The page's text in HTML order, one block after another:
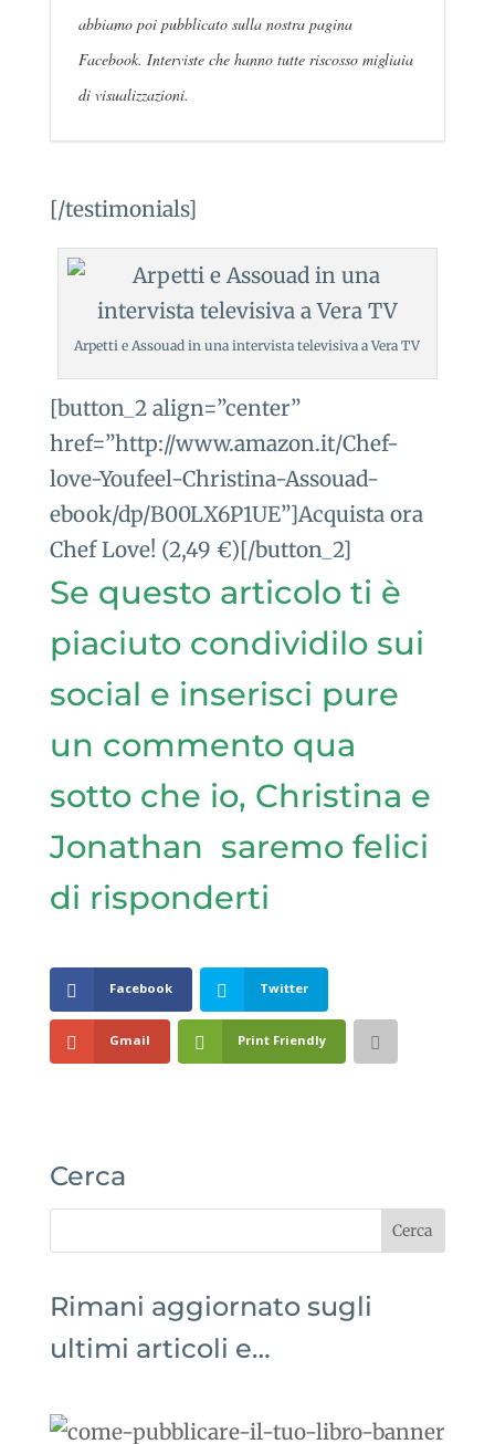
abbiamo poi pubblicato sulla nostra pagina
Facebook. Interviste che hanno tutte riscosso migliaia
di visualizzazioni.
[/testimonials]
Arpetti e Assouad in una intervista televisiva a Vera TV
[button_2 align=”center”
href=”http://www.amazon.it/Chef-
love-Youfeel-Christina-Assouad-
ebook/dp/B00LX6P1UE”]Acquista ora
Chef Love! (2,49 €)[/button_2]
Se questo articolo ti è
piaciuto condividilo sui
social e inserisci pure
un commento qua
sotto che io, Christina e
Jonathan saremo felici
di risponderti
Facebook Twitter
Gmail Print Friendly
Cerca
Rimani aggiornato sugli
ultimi articoli e…